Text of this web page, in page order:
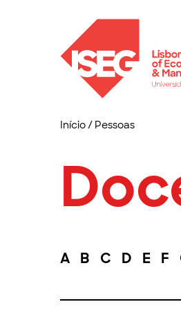
Início/ Pessoas
A B C D E F